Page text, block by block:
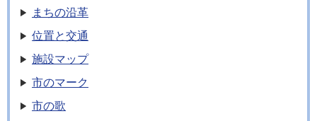
まちの沿革
位置と交通
施設マップ
市のマーク
市の歌